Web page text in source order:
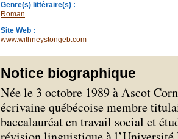
Genre(s) littéraire(s) :
Roman
Site Web :
www.withneystongeb.com
Notice biographique
Née le 3 octobre 1989 à Ascot
écrivaine québécoise membre
baccalauréat en travail social et